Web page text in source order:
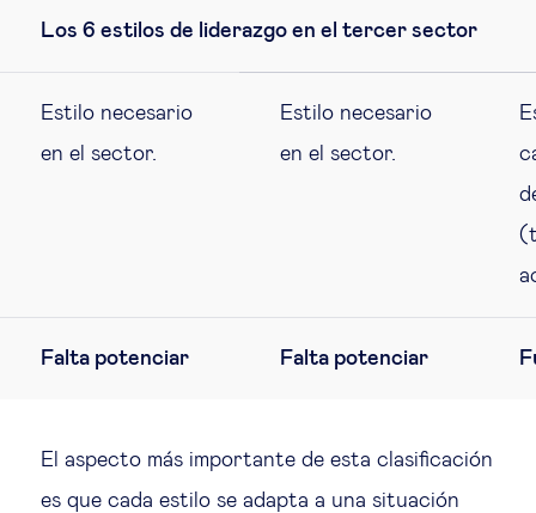
Los 6 estilos de liderazgo en el tercer sector
Estilo necesario
en el sector.
Estilo necesario
en el sector.
Falta potenciar Falta potenciar
El aspecto más importante de esta clasificación
es que cada estilo se adapta a una situación